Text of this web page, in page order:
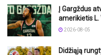
Į Gargždus
amerikietis L.
2026-08-05
Didžiąją